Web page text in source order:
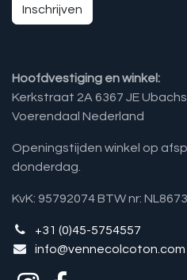
Inschrijven
Hoofdvestiging en winkel:
Kerkstraat 2A 6367 JE
Voerendaal Nederland
Openingstijden winkel op
donderdag.
KvK: 95792074 BTW nr:
+31 (0)45-5754557
info@vennecolcoton.com